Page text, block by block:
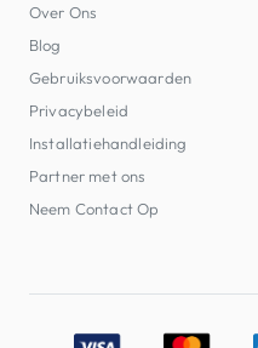
Over Ons
Blog
Gebruiksvoorwaarden
Privacybeleid
Installatiehandleiding
Partner met ons
Neem Contact Op
Accepted payment